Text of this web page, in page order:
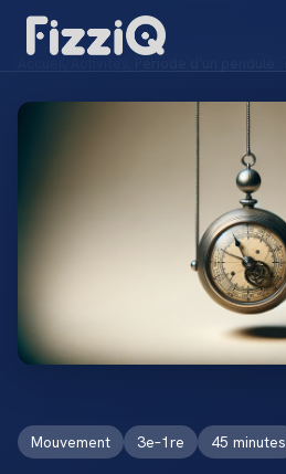
Mouvement 3e–1re 45 minutes